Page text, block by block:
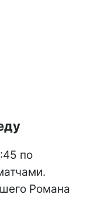
по
Романа